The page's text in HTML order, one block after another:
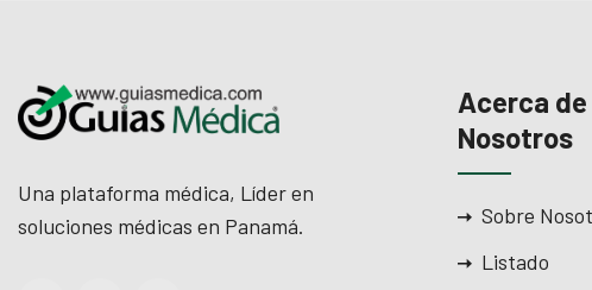
Una plataforma médica, Líder en
soluciones médicas en Panamá.
Acerca de
Nosotros
Sobre
Listado